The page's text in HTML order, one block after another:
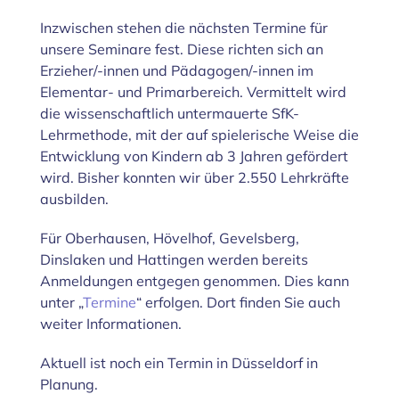
Inzwischen stehen die nächsten Termine für
unsere Seminare fest. Diese richten sich an
Erzieher/-innen und Pädagogen/-innen im
Elementar- und Primarbereich. Vermittelt wird
die wissenschaftlich untermauerte SfK-
Lehrmethode, mit der auf spielerische Weise die
Entwicklung von Kindern ab 3 Jahren gefördert
wird. Bisher konnten wir über 2.550 Lehrkräfte
ausbilden.
Für Oberhausen, Hövelhof, Gevelsberg,
Dinslaken und Hattingen werden bereits
Anmeldungen entgegen genommen. Dies kann
unter „Termine“ erfolgen. Dort finden Sie auch
weiter Informationen.
Aktuell ist noch ein Termin in Düsseldorf in
Planung.